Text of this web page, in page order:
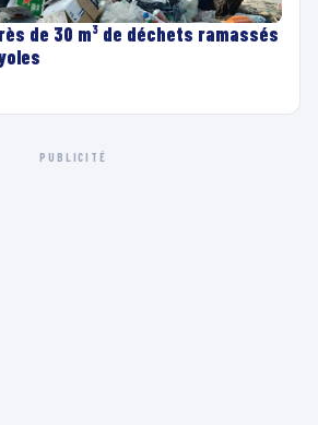
de 30 m³ de déchets ramassés
PUBLICITÉ